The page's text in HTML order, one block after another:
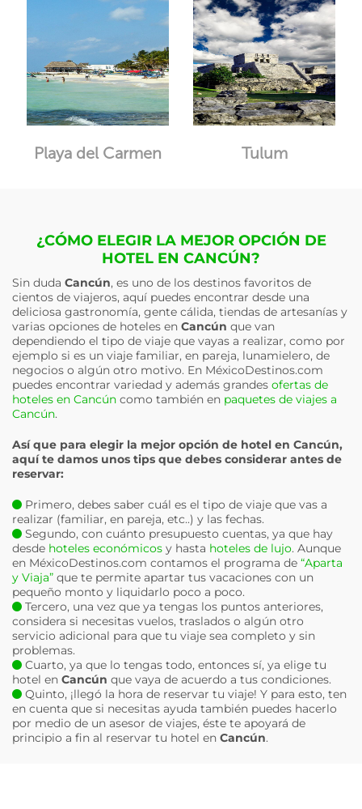
Playa del Carmen Tulum
¿CÓMO ELEGIR LA MEJOR OPCIÓN DE
HOTEL EN CANCÚN?
Sin duda Cancún, es uno de los destinos favoritos de
cientos de viajeros, aquí puedes encontrar desde una
deliciosa gastronomía, gente cálida, tiendas de artesanías y
varias opciones de hoteles en Cancún que van
dependiendo el tipo de viaje que vayas a realizar, como por
ejemplo si es un viaje familiar, en pareja, lunamielero, de
negocios o algún otro motivo. En MéxicoDestinos.com
puedes encontrar variedad y además grandes ofertas de
hoteles en Cancún como también en paquetes de viajes a
Cancún.
Así que para elegir la mejor opción de hotel en Cancún,
aquí te damos unos tips que debes considerar antes de
reservar:
Primero, debes saber cuál es el tipo de viaje que vas a
realizar (familiar, en pareja, etc..) y las fechas.
Segundo, con cuánto presupuesto cuentas, ya que hay
desde hoteles económicos y hasta hoteles de lujo. Aunque
en MéxicoDestinos.com contamos el programa de “Aparta
y Viaja” que te permite apartar tus vacaciones con un
pequeño monto y liquidarlo poco a poco.
Tercero, una vez que ya tengas los puntos anteriores,
considera si necesitas vuelos, traslados o algún otro
servicio adicional para que tu viaje sea completo y sin
problemas.
Cuarto, ya que lo tengas todo, entonces sí, ya elige tu
hotel en Cancún que vaya de acuerdo a tus condiciones.
Quinto, ¡llegó la hora de reservar tu viaje! Y para esto, ten
en cuenta que si necesitas ayuda también puedes hacerlo
por medio de un asesor de viajes, éste te apoyará de
principio a fin al reservar tu hotel en Cancún.